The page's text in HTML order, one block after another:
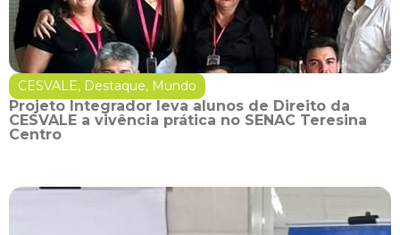
CESVALE, Destaque, Mundo
Projeto Integrador leva alunos de Direito da
CESVALE a vivência prática no SENAC Teresina
Centro